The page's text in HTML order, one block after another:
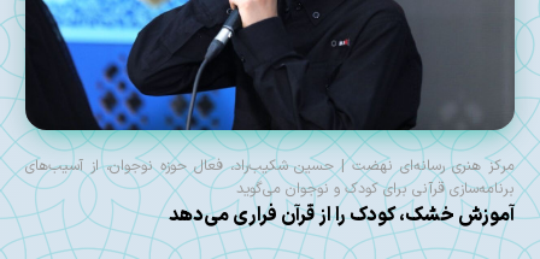
مرکز هنری رسانه‌ای نهضت | حسین شکیب‌راد، فعال حوزه نوجوان، از آسیب‌های
برنامه‌سازی قرآنی برای کودک و نوجوان می‌گوید
آموزش خشک، کودک را از قرآن فراری می‌دهد